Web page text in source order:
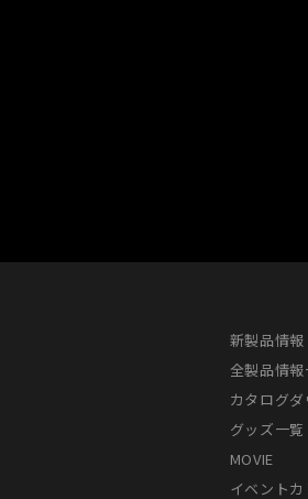
新製品情報
全製品情報
カタログ
グッズ一覧
MOVIE
イベント